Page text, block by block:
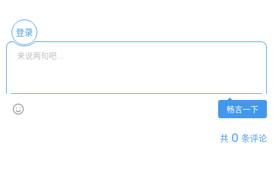
登录
畅言一下
共 0 条评论